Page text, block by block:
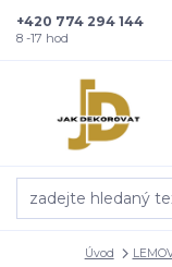
+420 774 294 144
8 -17 hod
Úvod
Kam poslat